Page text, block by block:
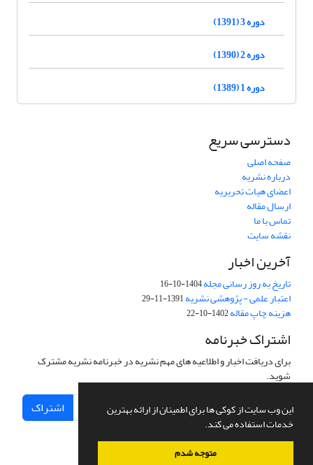
این وب سایت از کوکی ها برای اطمینان از ارائه بهترین
خدمات استفاده می کند.
متوجه شدم
دوره 3 (1391)
دوره 2 (1390)
دوره 1 (1389)
دسترسی سریع
صفحه اصلی
درباره نشریه
اعضای هیات تحریریه
ارسال مقاله
تماس با ما
نقشه سایت
آخرین اخبار
تاریخ به روز رسانی مجله1404-10-16
اعتبار علمی - پژوهشی نشریه1391-11-29
هزینه چاپ مقاله1402-10-22
اشتراک خبرنامه
برای دریافت اخبار و اطلاعیه های مهم نشریه در خبرنامه نشریه مشترک
شوید.
اشتراک